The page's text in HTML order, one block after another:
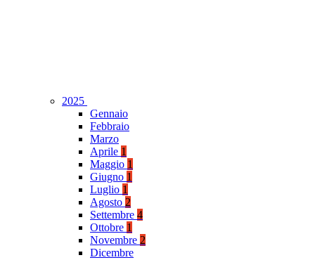
2025
Gennaio
Febbraio
Marzo
Aprile 1
Maggio 1
Giugno 1
Luglio 1
Agosto 2
Settembre 4
Ottobre 1
Novembre 2
Dicembre